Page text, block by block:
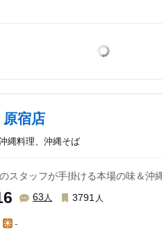
宿店
縄料理、沖縄そば
スタッフが手掛ける本場の味＆沖
63 人 3791 人
-